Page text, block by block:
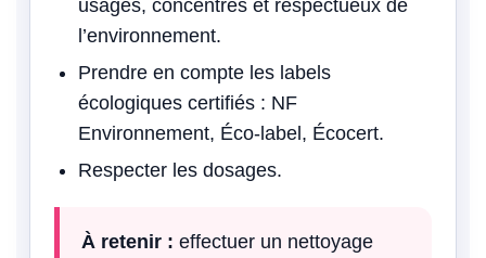
usages, concentrés et respectueux de
l’environnement.
Prendre en compte les labels
écologiques certifiés : NF
Environnement, Éco-label, Écocert.
Respecter les dosages.
À retenir : effectuer un nettoyage